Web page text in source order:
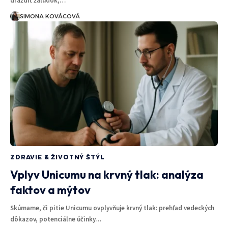
SIMONA KOVÁCOVÁ
ZDRAVIE & ŽIVOTNÝ ŠTÝL
Vplyv Unicumu na krvný tlak: analýza
faktov a mýtov
Skúmame, či pitie Unicumu ovplyvňuje krvný tlak: prehľad vedeckých
dôkazov, potenciálne účinky…